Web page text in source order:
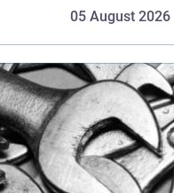
05 August 2026